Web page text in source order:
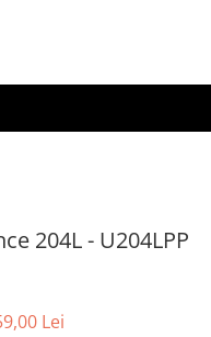
204L - U204LPP
Lei